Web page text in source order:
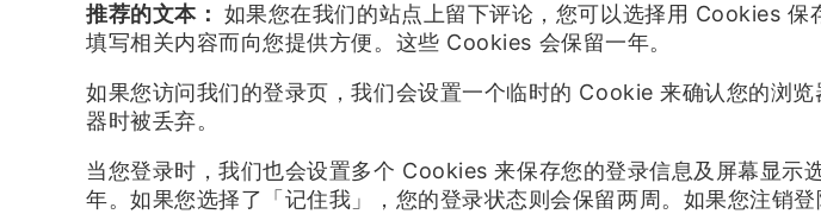
推荐的文本： 如果您在我们的站点上留下评论，您可以选择用 Cookies
填写相关内容而向您提供方便。这些 Cookies 会保留一年。
如果您访问我们的登录页，我们会设置一个临时的 Cookie 来确认您的浏
器时被丢弃。
当您登录时，我们也会设置多个 Cookies 来保存您的登录信息及屏幕显
年。如果您选择了「记住我」，您的登录状态则会保留两周。如果您注销